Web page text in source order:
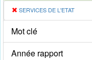
SERVICES DE L'ETAT
Mot clé
Année rapport